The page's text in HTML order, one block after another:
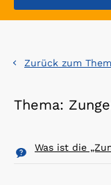
Zurück zum
Thema:
Was ist die